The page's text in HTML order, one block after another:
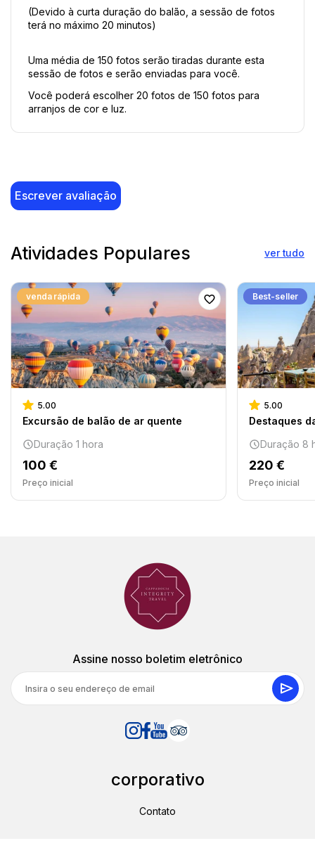
(Devido à curta duração do balão, a sessão de fotos
terá no máximo 20 minutos)
Uma média de 150 fotos serão tiradas durante esta
sessão de fotos e serão enviadas para você.
Você poderá escolher 20 fotos de 150 fotos para
arranjos de cor e luz.
Escrever avaliação
Atividades Populares ver tudo
venda rápida
5.00
Excursão de balão de ar quente
Duração 1 hora
100 €
Preço inicial
Best-seller
5.00
Destaques
Duração 8
220 €
Preço inicial
Assine nosso boletim eletrônico
corporativo
Contato